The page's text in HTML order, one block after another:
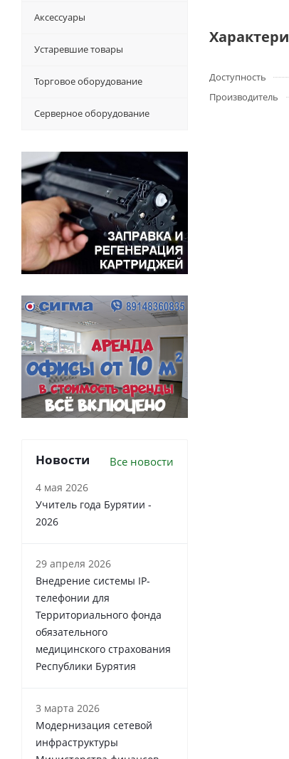
Доступность
Производитель
Аксессуары
Устаревшие товары
Торговое оборудование
Серверное оборудование
Новости Все новости
4 мая 2026
Учитель года Бурятии -
2026
29 апреля 2026
Внедрение системы IP-
телефонии для
Территориального фонда
обязательного
медицинского страхования
Республики Бурятия
3 марта 2026
Модернизация сетевой
инфраструктуры